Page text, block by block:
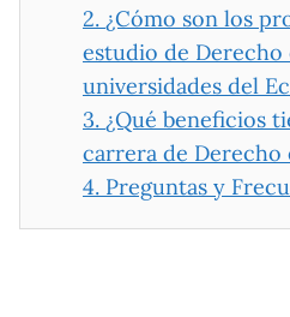
2. ¿Cómo son los
estudio de Derecho
universidades del
3. ¿Qué beneficios
carrera de Derecho
4. Preguntas y